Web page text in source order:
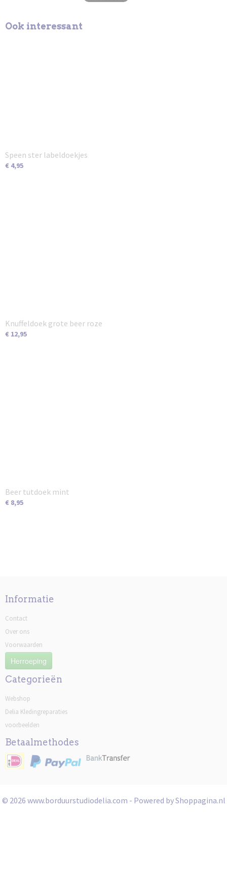
Ook interessant
Speen ster labeldoekjes
€ 4,95
Knuffeldoek grote beer roze
€ 12,95
Beer tutdoek mint
€ 8,95
Informatie
Contact
Over ons
Voorwaarden
Herroeping
Categorieën
Webshop
Delia Kledingreparaties
voorbeelden
Betaalmethodes
© 2026 www.borduurstudiodelia.com - Powered by Shoppagina.nl